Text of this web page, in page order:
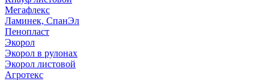
Мегафлекс
Ламинек, СпанЭл
Пенопласт
Экорол
Экорол в рулонах
Экорол листовой
Агротекс